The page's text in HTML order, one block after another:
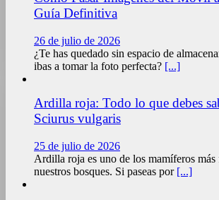
Guía Definitiva
26 de julio de 2026
¿Te has quedado sin espacio de
ibas a tomar la foto perfecta? [...]
Ardilla roja: Todo lo que debes
Sciurus vulgaris
25 de julio de 2026
Ardilla roja es uno de los mamíferos más
nuestros bosques. Si paseas por [...]